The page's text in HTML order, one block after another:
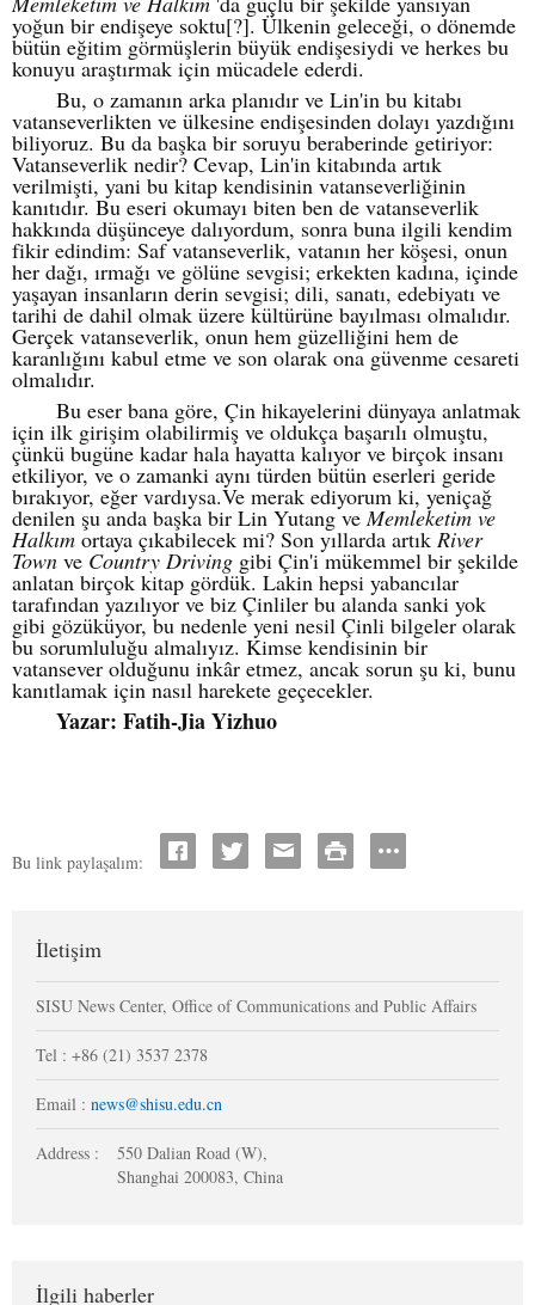
yoğun bir endişeye soktu[?]. Ülkenin geleceği, o dönemde
bütün eğitim görmüşlerin büyük endişesiydi ve herkes bu
konuyu araştırmak için mücadele ederdi.
Bu, o zamanın arka planıdır ve Lin'in bu kitabı
vatanseverlikten ve ülkesine endişesinden dolayı yazdığını
biliyoruz. Bu da başka bir soruyu beraberinde getiriyor:
Vatanseverlik nedir? Cevap, Lin'in kitabında artık
verilmişti, yani bu kitap kendisinin vatanseverliğinin
kanıtıdır. Bu eseri okumayı biten ben de vatanseverlik
hakkında düşünceye dalıyordum, sonra buna ilgili kendim
fikir edindim: Saf vatanseverlik, vatanın her köşesi, onun
her dağı, ırmağı ve gölüne sevgisi; erkekten kadına, içinde
yaşayan insanların derin sevgisi; dili, sanatı, edebiyatı ve
tarihi de dahil olmak üzere kültürüne bayılması olmalıdır.
Gerçek vatanseverlik, onun hem güzelliğini hem de
karanlığını kabul etme ve son olarak ona güvenme cesareti
olmalıdır.
Bu eser bana göre, Çin hikayelerini dünyaya anlatmak
için ilk girişim olabilirmiş ve oldukça başarılı olmuştu,
çünkü bugüne kadar hala hayatta kalıyor ve birçok insanı
etkiliyor, ve o zamanki aynı türden bütün eserleri geride
bırakıyor, eğer vardıysa.Ve merak ediyorum ki, yeniçağ
denilen şu anda başka bir Lin Yutang veMemleketim ve
Halkım ortaya çıkabilecek mi? Son yıllarda artık River
Town ve Country Driving gibi Çin'i mükemmel bir şekilde
anlatan birçok kitap gördük. Lakin hepsi yabancılar
tarafından yazılıyor ve biz Çinliler bu alanda sanki yok
gibi gözüküyor, bu nedenle yeni nesil Çinli bilgeler olarak
bu sorumluluğu almalıyız. Kimse kendisinin bir
vatansever olduğunu inkâr etmez, ancak sorun şu ki, bunu
kanıtlamak için nasıl harekete geçecekler.
Yazar: Fatih-Jia Yizhuo
Bu link paylaşalım:
İletişim
SISU News Center, Office of Communications and Public Affairs
Tel : +86 (21) 3537 2378
Email : news@shisu.edu.cn
Address :
550 Dalian Road (W),
Shanghai 200083, China
İlgili haberler